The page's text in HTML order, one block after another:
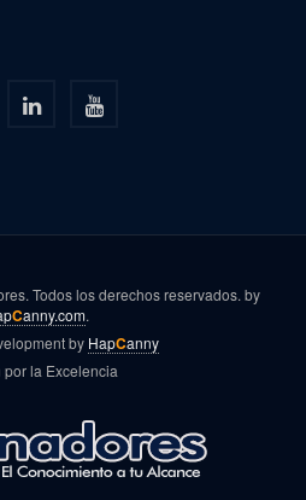
Todos los derechos reservados. by
Canny.com.
by HapCanny
por la Excelencia